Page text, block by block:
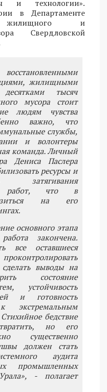
и технологии».
в Департаменте
жилищного и
Свердловской
жилищными
тысяч
мусора стоит
людям чувства
важно, что
службы,
и волонтеры
команда. Личный
Дениса Паслера
ресурсы и
работ, что в
на его
основного этапа
закончена.
все оставшиеся
выводы на
состояние
устойчивость
и готовность
экстремальным
бедствие
но его
существенно
должен стать
аудита
промышленных
- полагает